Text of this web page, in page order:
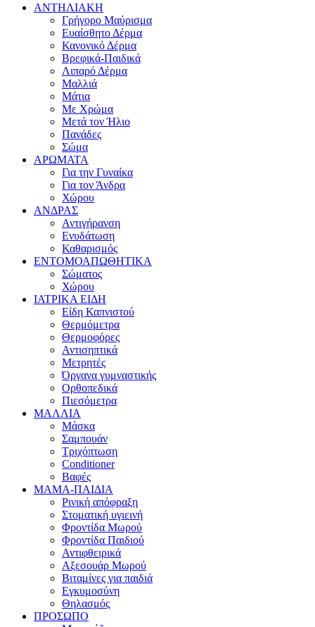
ΑΝΤΗΛΙΑΚΗ
Γρήγορο Μαύρισμα
Ευαίσθητο Δέρμα
Κανονικό Δέρμα
Βρεφικά-Παιδικά
Λιπαρό Δέρμα
Μαλλιά
Μάτια
Με Χρώμα
Μετά τον Ήλιο
Πανάδες
Σώμα
ΑΡΩΜΑΤΑ
Για την Γυναίκα
Για τον Άνδρα
Χώρου
ΑΝΔΡΑΣ
Αντιγήρανση
Ενυδάτωση
Καθαρισμός
ΕΝΤΟΜΟΑΠΩΘΗΤΙΚΑ
Σώματος
Χώρου
ΙΑΤΡΙΚΑ ΕΙΔΗ
Είδη Καπνιστού
Θερμόμετρα
Θερμοφόρες
Αντισηπτικά
Μετρητές
Όργανα γυμναστικής
Ορθοπεδικά
Πιεσόμετρα
ΜΑΛΛΙΑ
Μάσκα
Σαμπουάν
Τριχόπτωση
Conditioner
Βαφές
ΜΑΜΑ-ΠΑΙΔΙΑ
Ρινική απόφραξη
Στοματική υγιεινή
Φροντίδα Μωρού
Φροντίδα Παιδιού
Αντιφθειρικά
Αξεσουάρ Μωρού
Βιταμίνες για παιδιά
Εγκυμοσύνη
Θηλασμός
ΠΡΟΣΩΠΟ